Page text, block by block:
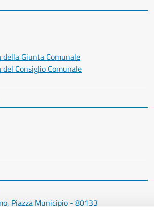
Giunta Comunale
Consiglio Comunale
Piazza Municipio - 80133